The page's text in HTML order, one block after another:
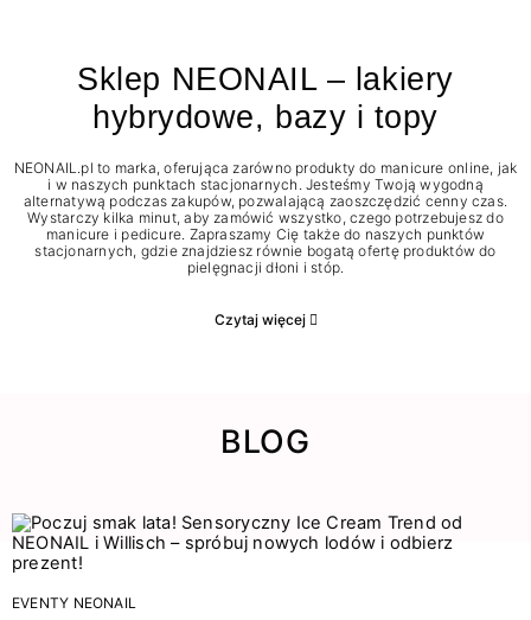
Sklep NEONAIL – lakiery
hybrydowe, bazy i topy
NEONAIL.pl to marka, oferująca zarówno produkty do manicure online, jak
i w naszych punktach stacjonarnych. Jesteśmy Twoją wygodną
alternatywą podczas zakupów, pozwalającą zaoszczędzić cenny czas.
Wystarczy kilka minut, aby zamówić wszystko, czego potrzebujesz do
manicure i pedicure. Zapraszamy Cię także do naszych punktów
stacjonarnych, gdzie znajdziesz równie bogatą ofertę produktów do
pielęgnacji dłoni i stóp.
Czytaj więcej
BLOG
EVENTY NEONAIL